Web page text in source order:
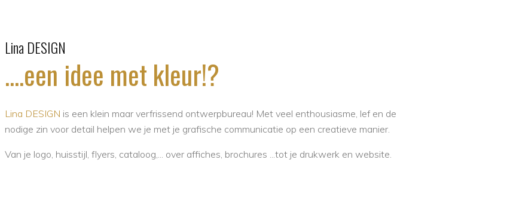
Lina DESIGN
....een idee met kleur!?
Lina DESIGN is een klein maar verfrissend ontwerpbureau! Met veel enthousiasme, lef en de
nodige zin voor detail helpen we je met je grafische communicatie op een creatieve manier.
Van je logo, huisstijl, flyers, cataloog,... over affiches, brochures ...tot je drukwerk en website.